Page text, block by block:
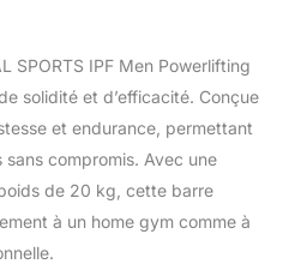
diamètre Longueur des
cm | Matériau : acier à
ressort chromé dur |
Manchons à
revêtements multiples La
olympique CAPITAL
SPORTS IPF Men est
SPORTS IPF Men Powerlifting
solidité et d’efficacité. Conçue
et endurance, permettant
compromis. Avec une
de 20 kg, cette barre
à un home gym comme à